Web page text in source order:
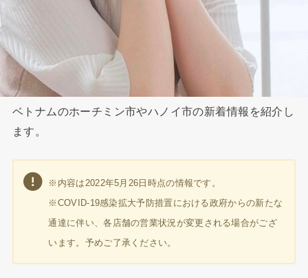
ベトナムのホーチミン市やハノイ市の新着情報を紹介し
ます。
※内容は2022年5月26日時点の情報です。
※COVID-19感染拡大予防措置における政府からの新たな
通達に伴い、各店舗の営業状況が変更される場合がござ
います。予めご了承ください。